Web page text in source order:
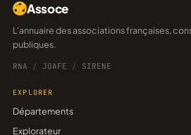
Assoce
L'annuaire des associations françaises, construit sur les données
publiques.
RNA / JOAFE / SIRENE
EXPLORER
Départements
Explorateur